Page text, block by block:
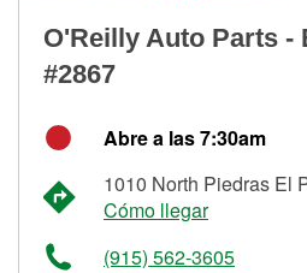
O'Reilly Auto Parts -
#2867
Abre a las 7:30am
1010 North Piedras El
Cómo llegar
(915) 562-3605